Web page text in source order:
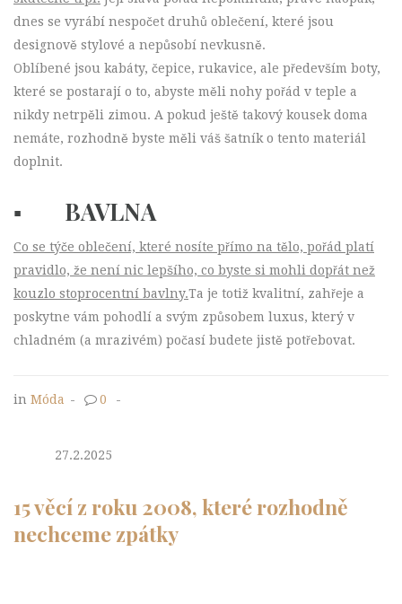
dnes se vyrábí nespočet druhů oblečení, které jsou
designově stylové a nepůsobí nevkusně.
Oblíbené jsou kabáty, čepice, rukavice, ale především boty,
které se postarají o to, abyste měli nohy pořád v teple a
nikdy netrpěli zimou. A pokud ještě takový kousek doma
nemáte, rozhodně byste měli váš šatník o tento materiál
doplnit.
▪ BAVLNA
Co se týče oblečení, které nosíte přímo na tělo, pořád platí
pravidlo, že není nic lepšího, co byste si mohli dopřát než
kouzlo stoprocentní bavlny.Ta je totiž kvalitní, zahřeje a
poskytne vám pohodlí a svým způsobem luxus, který v
chladném (a mrazivém) počasí budete jistě potřebovat.
in Móda - 0 -
27.2.2025
15 věcí z roku 2008, které rozhodně
nechceme zpátky